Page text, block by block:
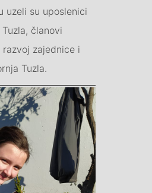
uzeli su uposlenici
članovi
razvoj zajednice i
Tuzla.